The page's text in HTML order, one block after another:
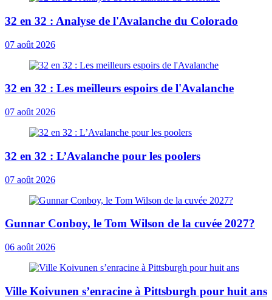
32 en 32 : Analyse de l'Avalanche du Colorado
07 août 2026
32 en 32 : Les meilleurs espoirs de l'Avalanche
07 août 2026
32 en 32 : L’Avalanche pour les poolers
07 août 2026
Gunnar Conboy, le Tom Wilson de la cuvée 2027?
06 août 2026
Ville Koivunen s’enracine à Pittsburgh pour huit ans